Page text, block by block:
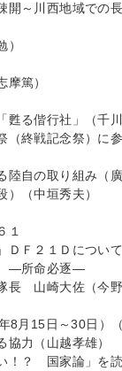
開～川西地域での
摩篤）
甦る偕行社」（千川
（終戦記念祭）に
陸自の取り組み（廣
）（中垣秀夫）
Ｆ２１Ｄについて
―所命必逐―
山崎大佐（今野
8月15日～30日）（
協力（山越孝雄）
！？ 国家論」を